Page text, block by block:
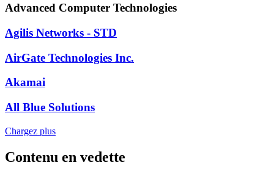
Advanced Computer Technologies
Agilis Networks - STD
AirGate Technologies Inc.
Akamai
All Blue Solutions
Chargez plus
Contenu en vedette